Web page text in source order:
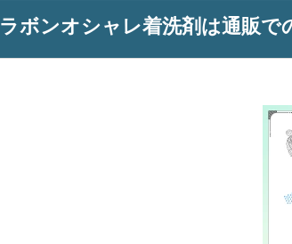
ラボンオシャレ着洗剤は通販で